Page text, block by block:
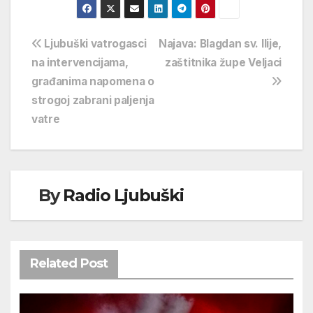
Navigacija
objava
Najava: Blagdan sv. Ilije,
zaštitnika župe Veljaci
Ljubuški vatrogasci
na intervencijama,
građanima napomena o
strogoj zabrani paljenja
vatre
ByRadio Ljubuški
Related Post